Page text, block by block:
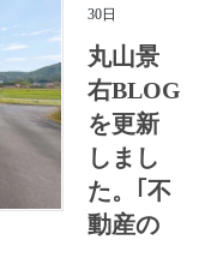
30日
丸山景
右BLOG
を更新
しまし
た。｢不
動産の